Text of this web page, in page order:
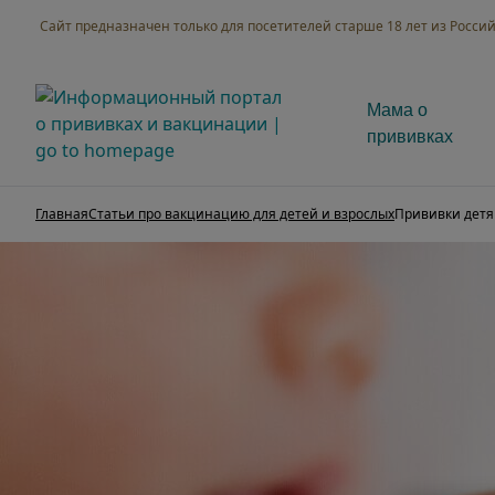
Сайт предназначен только для посетителей старше 18 лет из
Мама о
прививках
ГлавнаяСтатьи про вакцинацию для детей и взрослыхПрививки